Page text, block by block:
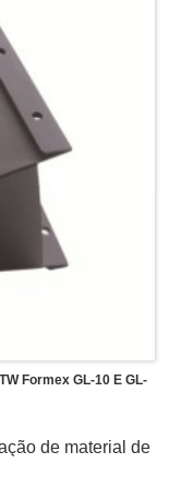
Formex GL-10 E GL-
de material de
de chama
17 com